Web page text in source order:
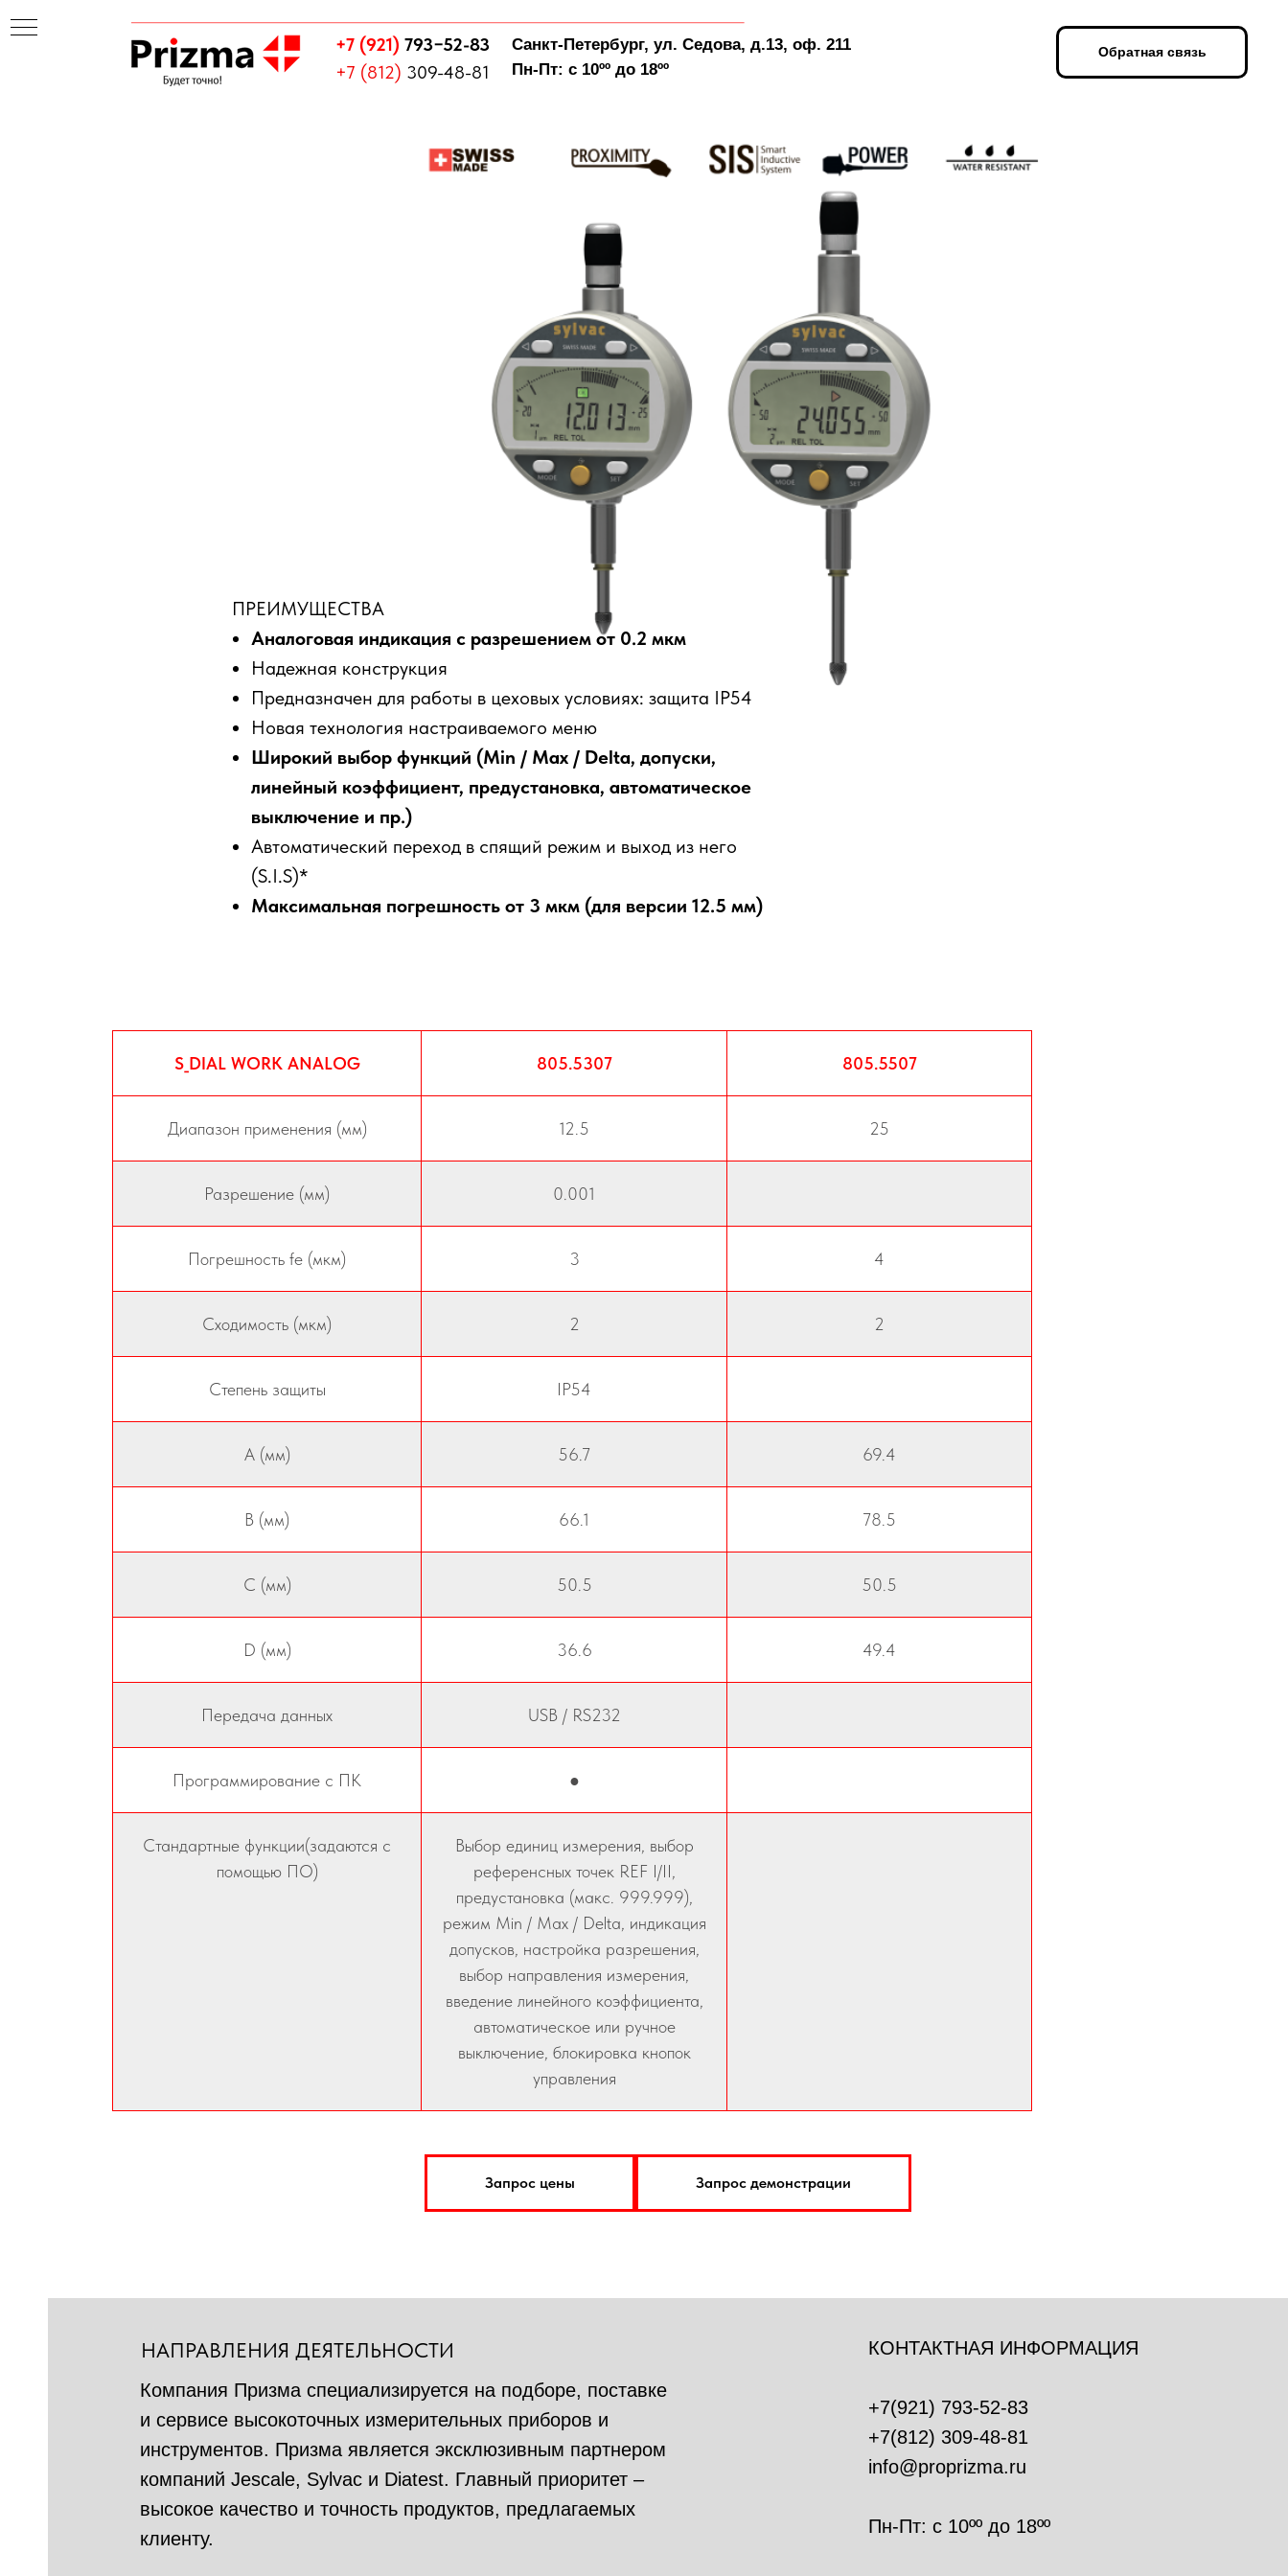
+7 (921) 793−52-83
+7 (812) 309-48-81
Санкт-Петербург, ул. Седова, д.13, оф. 211
Пн-Пт: с 10ºº до 18ºº
Обратная связь
ПРЕИМУЩЕСТВА
Аналоговая индикация с разрешением от 0.2 мкм
Надежная конструкция
Предназначен для работы в цеховых условиях: защита IP54
Новая технология настраиваемого меню
Широкий выбор функций (Min / Max / Delta, допуски,
линейный коэффициент, предустановка, автоматическое
выключение и пр.)
Автоматический переход в спящий режим и выход из него
(S.I.S)*
Максимальная погрешность от 3 мкм (для версии 12.5 мм)
S_DIAL WORK ANALOG 805.5307 805.5507
Диапазон применения (мм) 12.5 25
Разрешение (мм) 0.001
Погрешность fe (мкм) 3 4
Сходимость (мкм) 2 2
Степень защиты IP54
A (мм) 56.7 69.4
B (мм) 66.1 78.5
C (мм) 50.5 50.5
D (мм) 36.6 49.4
Передача данных USB / RS232
Программирование с ПК ●
Стандартные функции(задаются с
помощью ПО)
Выбор единиц измерения, выбор
референсных точек REF I/II,
предустановка (макс. 999.999),
режим Min / Max / Delta, индикация
допусков, настройка разрешения,
выбор направления измерения,
введение линейного коэффициента,
автоматическое или ручное
выключение, блокировка кнопок
управления
Запрос цены Запрос демонстрации
Компания Призма специализируется на подборе, поставке
и сервисе высокоточных измерительных приборов и
инструментов. Призма является эксклюзивным партнером
компаний Jescale, Sylvac и Diatest. Главный приоритет –
высокое качество и точность продуктов, предлагаемых
клиенту.
НАПРАВЛЕНИЯ ДЕЯТЕЛЬНОСТИ КОНТАКТНАЯ ИНФОРМАЦИЯ
+7(921) 793-52-83
+7(812) 309-48-81
info@proprizma.ru
Пн-Пт: с 10ºº до 18ºº